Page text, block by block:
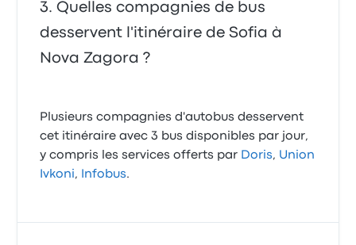
Quelles compagnies de bus
desservent l'itinéraire de Sofia à
Nova Zagora ?
Plusieurs compagnies d'autobus desservent
cet itinéraire avec 3 bus disponibles par jour,
y compris les services offerts par Doris, Union
Ivkoni, Infobus.